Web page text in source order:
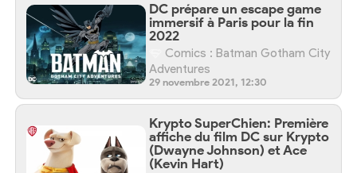
DC prépare un escape game
immersif à Paris pour la fin
2022
Comics : Batman Gotham City
Adventures
29 novembre 2021, 12:30
Krypto SuperChien: Première
affiche du film DC sur Krypto
(Dwayne Johnson) et Ace
(Kevin Hart)